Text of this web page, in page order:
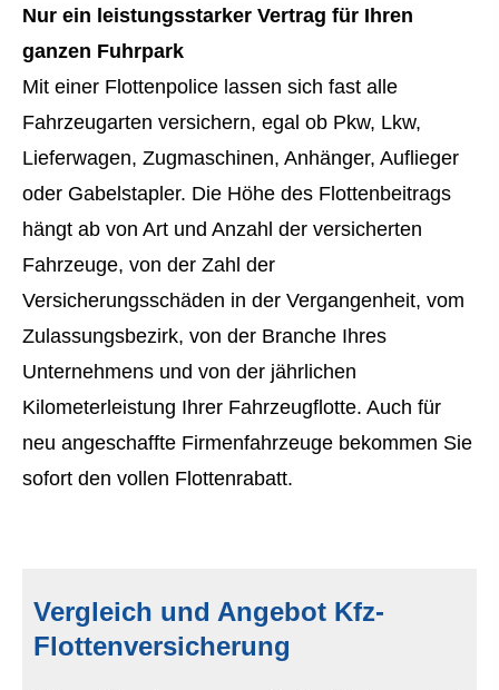
Nur ein leistungsstarker Vertrag für Ihren
ganzen Fuhrpark
Mit einer Flottenpolice lassen sich fast alle
Fahrzeugarten ver­sichern, egal ob Pkw, Lkw,
Lieferwagen, Zugmaschinen, Anhänger, Auflieger
oder Gabelstapler. Die Höhe des Flottenbeitrags
hängt ab von Art und Anzahl der versicherten
Fahrzeuge, von der Zahl der
Versicherungsschäden in der Vergangenheit, vom
Zulassungsbezirk, von der Branche Ihres
Unternehmens und von der jährlichen
Kilometerleistung Ihrer Fahrzeugflotte. Auch für
neu angeschaffte Firmenfahrzeuge bekommen Sie
sofort den vollen Flottenrabatt.
Vergleich und Angebot Kfz-
Flottenversicherung